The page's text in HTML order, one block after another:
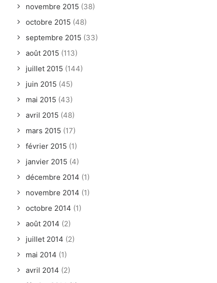
novembre 2015 (38)
octobre 2015 (48)
septembre 2015 (33)
août 2015 (113)
juillet 2015 (144)
juin 2015 (45)
mai 2015 (43)
avril 2015 (48)
mars 2015 (17)
février 2015 (1)
janvier 2015 (4)
décembre 2014 (1)
novembre 2014 (1)
octobre 2014 (1)
août 2014 (2)
juillet 2014 (2)
mai 2014 (1)
avril 2014 (2)